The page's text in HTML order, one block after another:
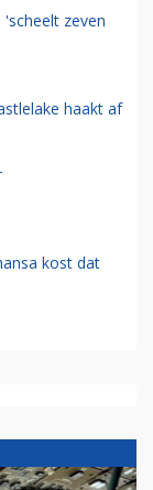
zeven
haakt af
kost dat